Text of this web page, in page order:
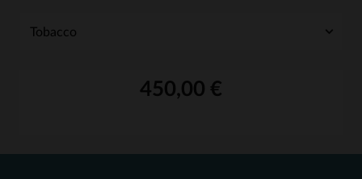
450,00 €